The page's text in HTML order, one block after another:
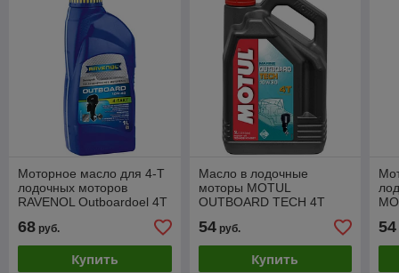
Моторное масло для 4-T
лодочных моторов
RAVENOL Outboardoel 4T
68 руб.
Купить
Масло в лодочные
моторы MOTUL
OUTBOARD TECH 4T
54руб.
Купить
54